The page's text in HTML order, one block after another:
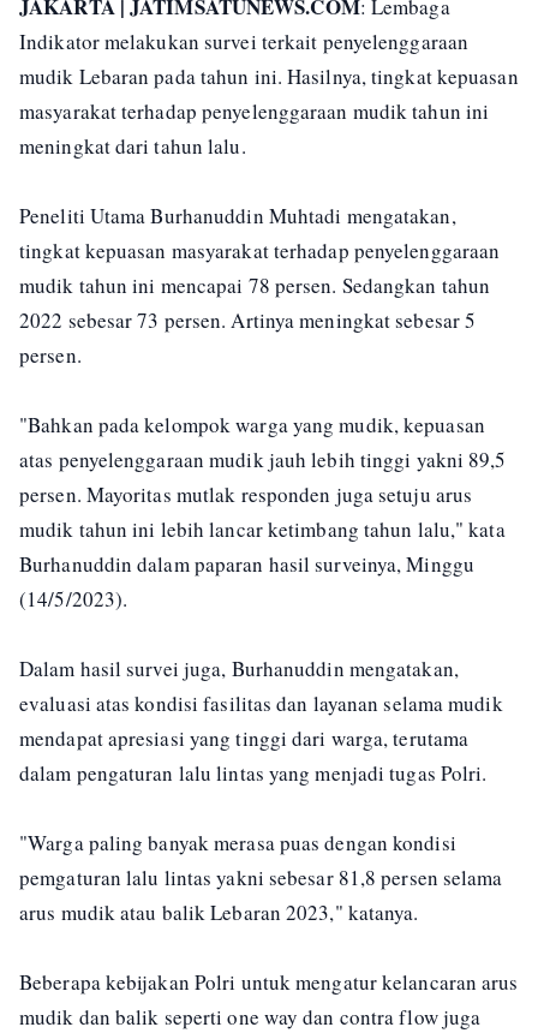
JAKARTA | JATIMSATUNEWS.COM: Lembaga
Indikator melakukan survei terkait penyelenggaraan
mudik Lebaran pada tahun ini. Hasilnya, tingkat kepuasan
masyarakat terhadap penyelenggaraan mudik tahun ini
meningkat dari tahun lalu.
Peneliti Utama Burhanuddin Muhtadi mengatakan,
tingkat kepuasan masyarakat terhadap penyelenggaraan
mudik tahun ini mencapai 78 persen. Sedangkan tahun
2022 sebesar 73 persen. Artinya meningkat sebesar 5
persen.
"Bahkan pada kelompok warga yang mudik, kepuasan
atas penyelenggaraan mudik jauh lebih tinggi yakni 89,5
persen. Mayoritas mutlak responden juga setuju arus
mudik tahun ini lebih lancar ketimbang tahun lalu," kata
Burhanuddin dalam paparan hasil surveinya, Minggu
(14/5/2023).
Dalam hasil survei juga, Burhanuddin mengatakan,
evaluasi atas kondisi fasilitas dan layanan selama mudik
mendapat apresiasi yang tinggi dari warga, terutama
dalam pengaturan lalu lintas yang menjadi tugas Polri.
"Warga paling banyak merasa puas dengan kondisi
pemgaturan lalu lintas yakni sebesar 81,8 persen selama
arus mudik atau balik Lebaran 2023," katanya.
Beberapa kebijakan Polri untuk mengatur kelancaran arus
mudik dan balik seperti one way dan contra flow juga